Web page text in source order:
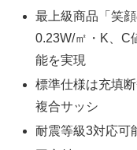
最上級商品「笑
0.23W/㎡・K、C
能を実現
標準仕様は充填
複合サッシ
耐震等級3対応可